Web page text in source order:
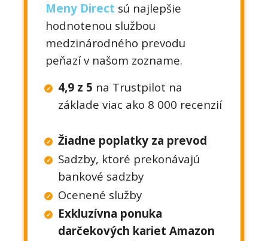
Meny Direct sú najlepšie
hodnotenou službou
medzinárodného prevodu
peňazí v našom zozname.
4,9 z 5 na Trustpilot na
základe viac ako 8 000 recenzií
Žiadne poplatky za prevod
Sadzby, ktoré prekonávajú
bankové sadzby
Ocenené služby
Exkluzívna ponuka
darčekových kariet Amazon